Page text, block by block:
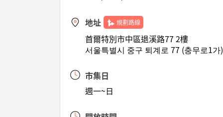
地址 規劃路線
首爾特別市中區退溪路77 2樓
서울특별시 중구 퇴계로 77 (충무로1가
市集日
週一~日